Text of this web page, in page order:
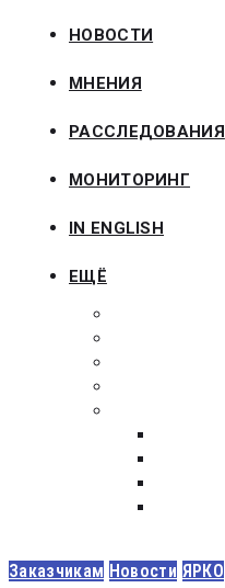
НОВОСТИ
МНЕНИЯ
РАССЛЕДОВАНИЯ
МОНИТОРИНГ
IN ENGLISH
ЕЩЁ
Заказчикам Новости ЯРКО